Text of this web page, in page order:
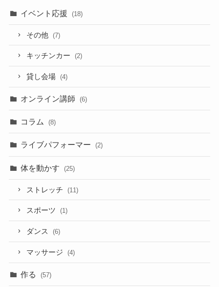
イベント応援 (18)
その他 (7)
キッチンカー (2)
貸し会場 (4)
オンライン講師 (6)
コラム (8)
ライブパフォーマー (2)
体を動かす (25)
ストレッチ (11)
スポーツ (1)
ダンス (6)
マッサージ (4)
作る (57)